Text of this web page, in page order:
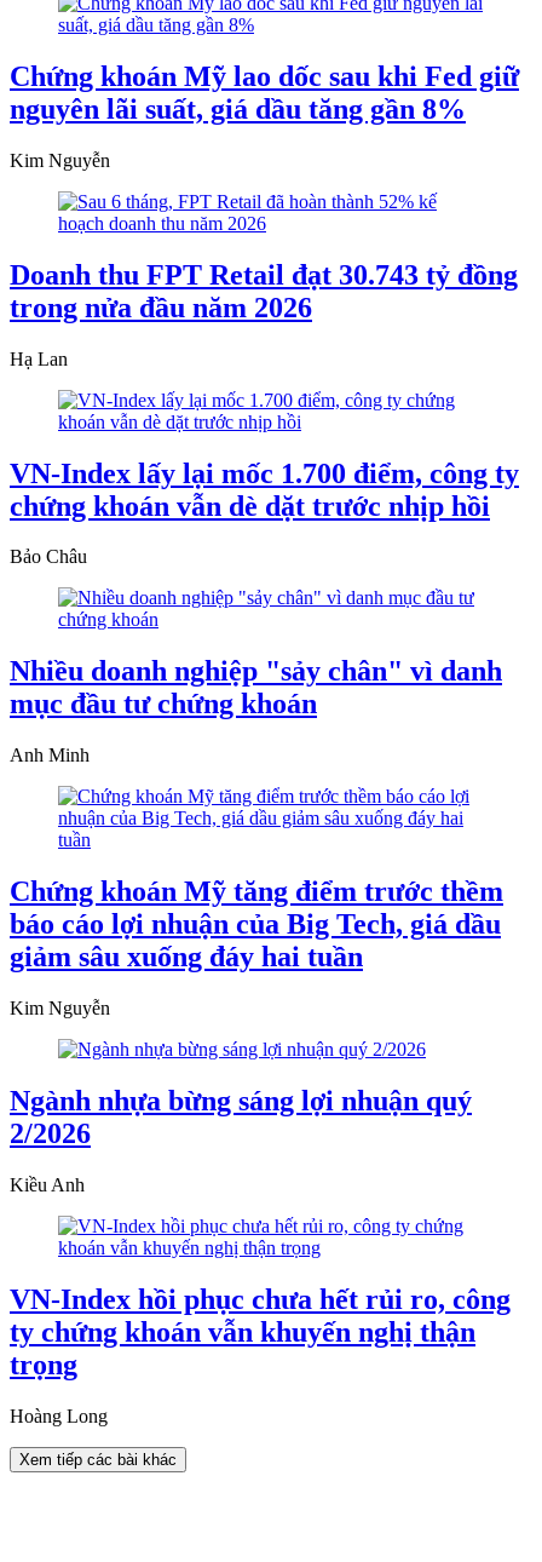
Chứng khoán Mỹ lao dốc sau khi Fed giữ
nguyên lãi suất, giá dầu tăng gần 8%
Kim Nguyễn
Doanh thu FPT Retail đạt 30.743 tỷ đồng
trong nửa đầu năm 2026
Hạ Lan
VN-Index lấy lại mốc 1.700 điểm, công ty
chứng khoán vẫn dè dặt trước nhịp hồi
Bảo Châu
Nhiều doanh nghiệp "sảy chân" vì danh
mục đầu tư chứng khoán
Anh Minh
Chứng khoán Mỹ tăng điểm trước thềm
báo cáo lợi nhuận của Big Tech, giá dầu
giảm sâu xuống đáy hai tuần
Kim Nguyễn
Ngành nhựa bừng sáng lợi nhuận quý
2/2026
Kiều Anh
VN-Index hồi phục chưa hết rủi ro, công
ty chứng khoán vẫn khuyến nghị thận
trọng
Hoàng Long
Xem tiếp các bài khác